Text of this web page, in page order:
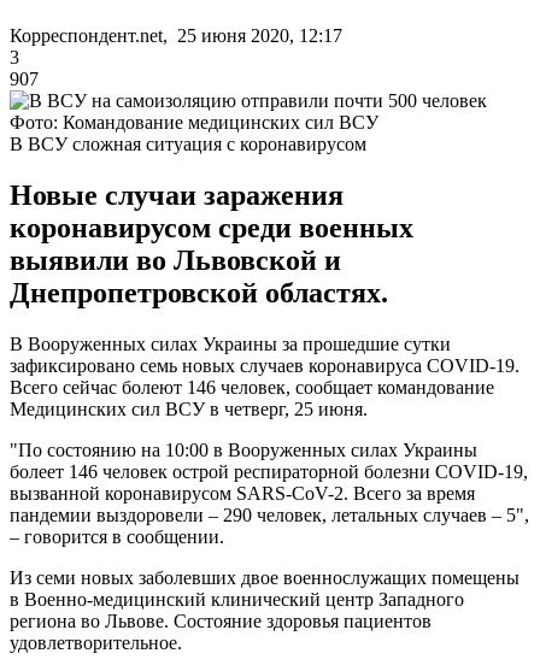
Корреспондент.net, 25 июня 2020, 12:17
3
907
Фото: Командование медицинских сил ВСУ
В ВСУ сложная ситуация с коронавирусом
Новые случаи заражения
коронавирусом среди военных
выявили во Львовской и
Днепропетровской областях.
В Вооруженных силах Украины за прошедшие сутки
зафиксировано семь новых случаев коронавируса COVID-19.
Всего сейчас болеют 146 человек, сообщает командование
Медицинских сил ВСУ в четверг, 25 июня.
"По состоянию на 10:00 в Вооруженных силах Украины
болеет 146 человек острой респираторной болезни COVID-19,
вызванной коронавирусом SARS-CoV-2. Всего за время
пандемии выздоровели – 290 человек, летальных случаев – 5",
– говорится в сообщении.
Из семи новых заболевших двое военнослужащих помещены
в Военно-медицинский клинический центр Западного
региона во Львове. Состояние здоровья пациентов
удовлетворительное.